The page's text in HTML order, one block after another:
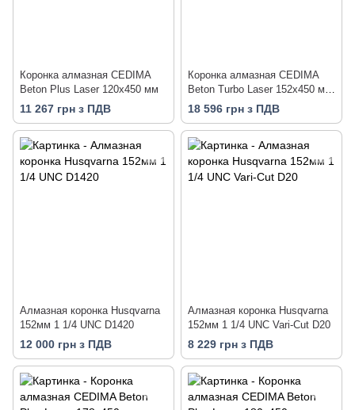
Коронка алмазная CEDIMA
Beton Plus Laser 120х450 мм
11 267 грн з ПДВ
Коронка алмазная CEDIMA
Beton Turbo Laser 152х450 мм
бетон/железобетон/кирпич
18 596 грн з ПДВ
Алмазная коронка Husqvarna
152мм 1 1/4 UNC D1420
12 000 грн з ПДВ
Алмазная коронка Husqvarna
152мм 1 1/4 UNC Vari-Cut D20
8 229 грн з ПДВ